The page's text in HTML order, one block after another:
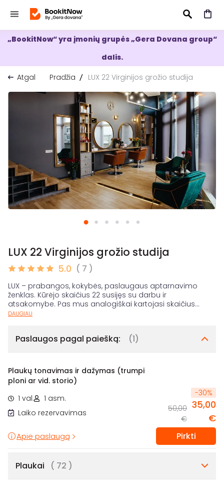
IEŠKOTI
„BookitNow“ yra įmonių grupės „Gera Dovana group“
dalis.
Atgal
Pradžia LUX 22 Virginijos grožio studija
LUX 22 Virginijos grožio studija
5.0 ( 7 )
LUX – prabangos, kokybės, paslaugaus aptarnavimo
ženklas. Kūrėjo skaičius 22 susijęs su darbu ir
atsakomybe. Pas mus analogiškai kartojasi skaičius...
DAUGIAU
Paslaugos pagal paiešką: (1)
Plaukų tonavimas ir dažymas (trumpi
ploni ar vid. storio)
1 val.
1 asm.
Laiko rezervavimas
-30%
50,00
€
35,00
€
Apie paslaugą Pirkti
Plaukai ( 72 )